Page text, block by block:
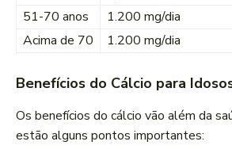
51-70 anos
1.200 mg/dia
Acima de 70
1.200 mg/dia
Benefícios do Cálcio para
Os benefícios do cálcio vão além da
estão alguns pontos importantes: